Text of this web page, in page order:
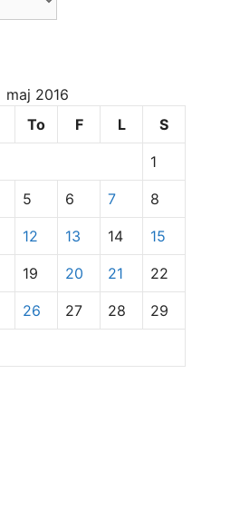
maj 2016
To F L S
1
5 6 7 8
12 13 14 15
19 20 21 22
26 27 28 29